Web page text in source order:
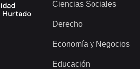
Ciencias Sociales
Derecho
Economía y Negocios
Educación